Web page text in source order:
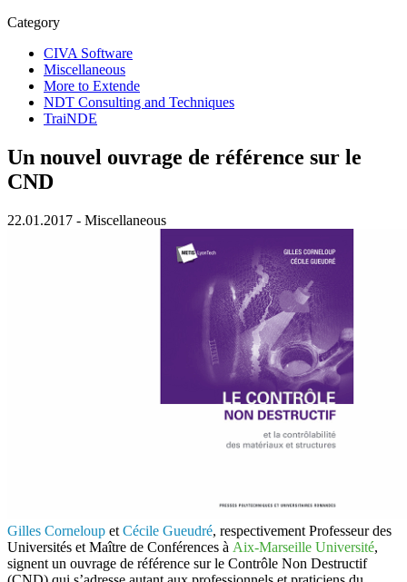
Category
CIVA Software
Miscellaneous
More to Extende
NDT Consulting and Techniques
TraiNDE
Un nouvel ouvrage de référence sur le
CND
22.01.2017 - Miscellaneous
Gilles Corneloup et Cécile Gueudré, respectivement Professeur des
Universités et Maître de Conférences à Aix-Marseille Université,
signent un ouvrage de référence sur le Contrôle Non Destructif